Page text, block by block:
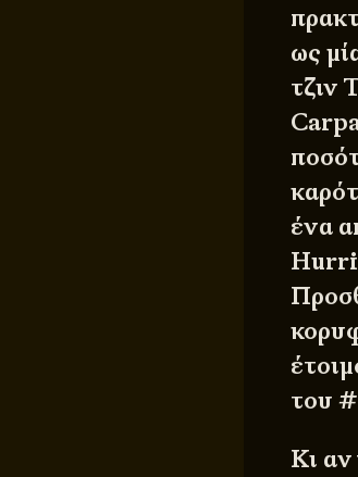
ως
τζιν
ένα
του
Κι αν